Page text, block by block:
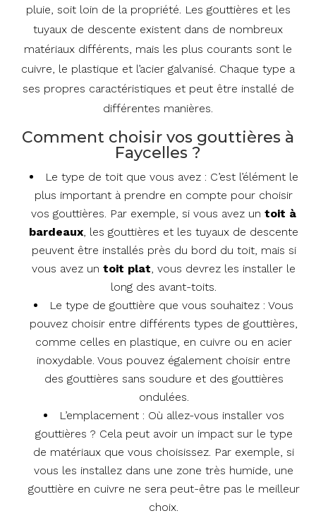
pluie, soit loin de la propriété. Les gouttières et les
tuyaux de descente existent dans de nombreux
matériaux différents, mais les plus courants sont le
cuivre, le plastique et l’acier galvanisé. Chaque type a
ses propres caractéristiques et peut être installé de
différentes manières.
Comment choisir vos gouttières à
Faycelles ?
Le type de toit que vous avez : C’est l’élément le
plus important à prendre en compte pour choisir
vos gouttières. Par exemple, si vous avez un toit à
bardeaux, les gouttières et les tuyaux de descente
peuvent être installés près du bord du toit, mais si
vous avez un toit plat, vous devrez les installer le
long des avant-toits.
Le type de gouttière que vous souhaitez : Vous
pouvez choisir entre différents types de gouttières,
comme celles en plastique, en cuivre ou en acier
inoxydable. Vous pouvez également choisir entre
des gouttières sans soudure et des gouttières
ondulées.
L’emplacement : Où allez-vous installer vos
gouttières ? Cela peut avoir un impact sur le type
de matériaux que vous choisissez. Par exemple, si
vous les installez dans une zone très humide, une
gouttière en cuivre ne sera peut-être pas le meilleur
choix.